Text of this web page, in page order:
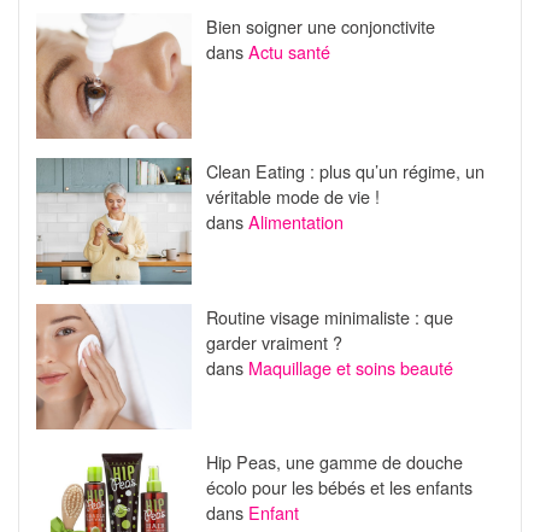
Bien soigner une conjonctivite
dansActu santé
Clean Eating : plus qu’un régime, un
véritable mode de vie !
dansAlimentation
Routine visage minimaliste : que
garder vraiment ?
dans Maquillage et soins beauté
Hip Peas, une gamme de douche
écolo pour les bébés et les enfants
dans Enfant